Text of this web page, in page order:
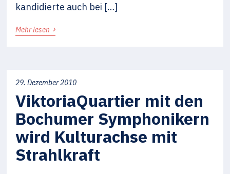
kandidierte auch bei […]
Mehr lesen ›
29. Dezember 2010
ViktoriaQuartier mit den
Bochumer Symphonikern
wird Kulturachse mit
Strahlkraft